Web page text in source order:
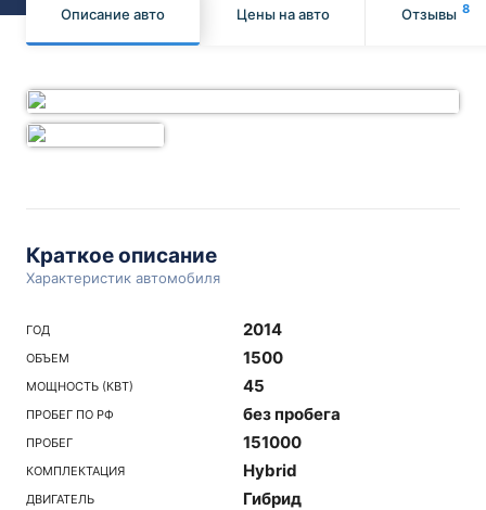
Описание авто Цены на авто Отзывы 8
Краткое описание
Характеристик автомобиля
ГОД 2014
ОБЪЕМ 1500
МОЩНОСТЬ (КВТ) 45
ПРОБЕГ ПО РФ без пробега
ПРОБЕГ 151000
КОМПЛЕКТАЦИЯ Hybrid
ДВИГАТЕЛЬ Гибрид